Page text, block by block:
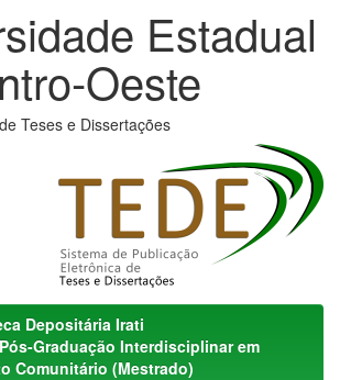
Estadual
Oeste
Teses e Dissertações
Depositária Irati
Graduação Interdisciplinar em
Comunitário (Mestrado)